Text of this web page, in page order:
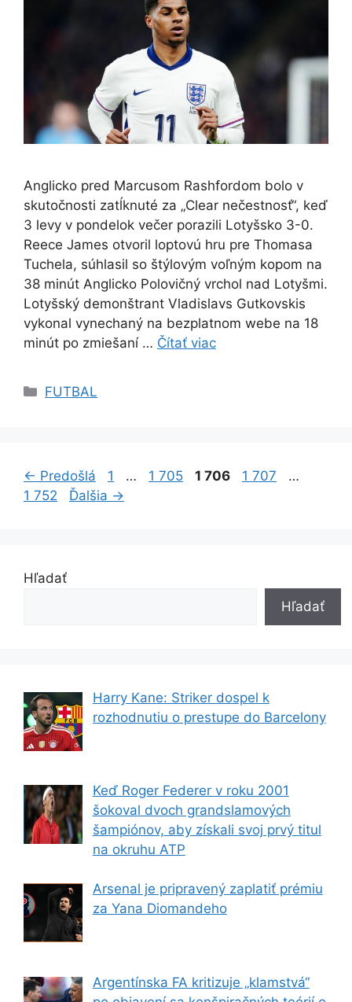
Anglicko pred Marcusom Rashfordom bolo v
skutočnosti zatĺknuté za „Clear nečestnosť“, keď
3 levy v pondelok večer porazili Lotyšsko 3-0.
Reece James otvoril loptovú hru pre Thomasa
Tuchela, súhlasil so štýlovým voľným kopom na
38 minút Anglicko Polovičný vrchol nad Lotyšmi.
Lotyšský demonštrant Vladislavs Gutkovskis
vykonal vynechaný na bezplatnom webe na 18
minút po zmiešaní … Čítať viac
Kategórie
FUTBAL
← Predošlá Stránka
1 … Stránka
1 705 Stránka
1 706 Stránka
1 707 …
1 752
Ďalšia →
Hľadať
Hľadať
Harry Kane: Striker dospel k
rozhodnutiu o prestupe do Barcelony
Keď Roger Federer v roku 2001
šokoval dvoch grandslamových
šampiónov, aby získali svoj prvý titul
na okruhu ATP
Arsenal je pripravený zaplatiť prémiu
za Yana Diomandeho
Argentínska FA kritizuje „klamstvá“